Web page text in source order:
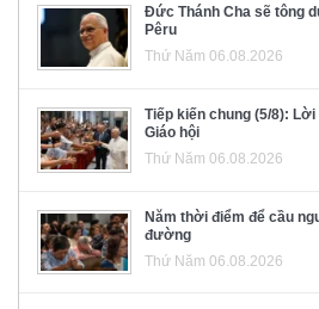
Đức Thánh Cha sẽ tông
Pêru
Thứ Năm 06.08.2026
Tiếp kiến chung (5/8):
Giáo hội
Thứ Năm 06.08.2026
Năm thời điểm để cầu
đường
Thứ Năm 06.08.2026